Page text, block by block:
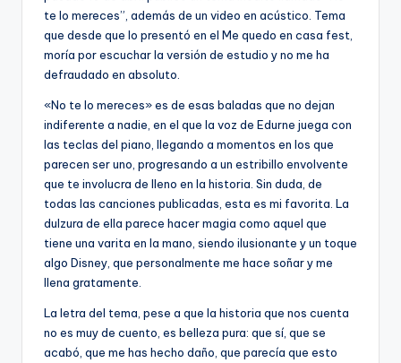
te lo mereces”, además de un video en acústico. Tema
que desde que lo presentó en el Me quedo en casa fest,
moría por escuchar la versión de estudio y no me ha
defraudado en absoluto.
«No te lo mereces» es de esas baladas que no dejan
indiferente a nadie, en el que la voz de Edurne juega con
las teclas del piano, llegando a momentos en los que
parecen ser uno, progresando a un estribillo envolvente
que te involucra de lleno en la historia. Sin duda, de
todas las canciones publicadas, esta es mi favorita. La
dulzura de ella parece hacer magia como aquel que
tiene una varita en la mano, siendo ilusionante y un toque
algo Disney, que personalmente me hace soñar y me
llena gratamente.
La letra del tema, pese a que la historia que nos cuenta
no es muy de cuento, es belleza pura: que sí, que se
acabó, que me has hecho daño, que parecía que esto